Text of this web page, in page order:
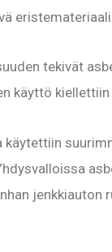
eristemateriaali.
tekivät
käyttö kiellettiin
käytettiin